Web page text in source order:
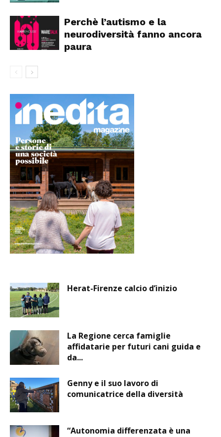
Perchè l’autismo e la
neurodiversità fanno ancora
paura
Herat-Firenze calcio d’inizio
La Regione cerca famiglie
affidatarie per futuri cani guida e
da...
Genny e il suo lavoro di
comunicatrice della diversità
“Autonomia differenzata è una